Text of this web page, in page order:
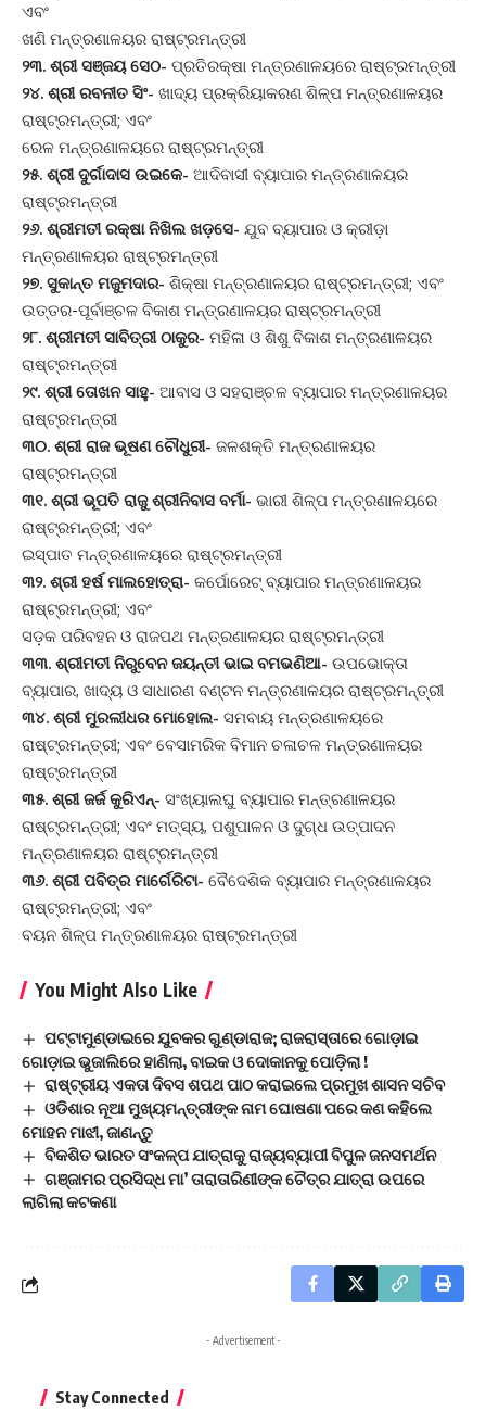
ଏବଂ
ଖଣି ମନ୍ତ୍ରଣାଳୟର ରାଷ୍ଟ୍ରମନ୍ତ୍ରୀ
୨୩. ଶ୍ରୀ ସଞ୍ଜୟ ସେଠ- ପ୍ରତିରକ୍ଷା ମନ୍ତ୍ରଣାଳୟରେ ରାଷ୍ଟ୍ରମନ୍ତ୍ରୀ
୨୪. ଶ୍ରୀ ରବନୀତ ସିଂ- ଖାଦ୍ୟ ପ୍ରକ୍ରିୟାକରଣ ଶିଳ୍ପ ମନ୍ତ୍ରଣାଳୟର
ରାଷ୍ଟ୍ରମନ୍ତ୍ରୀ; ଏବଂ
ରେଳ ମନ୍ତ୍ରଣାଳୟରେ ରାଷ୍ଟ୍ରମନ୍ତ୍ରୀ
୨୫. ଶ୍ରୀ ଦୁର୍ଗାଦାସ ଉଇକେ- ଆଦିବାସୀ ବ୍ୟାପାର ମନ୍ତ୍ରଣାଳୟର
ରାଷ୍ଟ୍ରମନ୍ତ୍ରୀ
୨୬. ଶ୍ରୀମତୀ ରକ୍ଷା ନିଖିଲ ଖଡ଼ସେ- ଯୁବ ବ୍ୟାପାର ଓ କ୍ରୀଡ଼ା
ମନ୍ତ୍ରଣାଳୟର ରାଷ୍ଟ୍ରମନ୍ତ୍ରୀ
୨୭. ସୁକାନ୍ତ ମଜୁମଦାର- ଶିକ୍ଷା ମନ୍ତ୍ରଣାଳୟର ରାଷ୍ଟ୍ରମନ୍ତ୍ରୀ; ଏବଂ
ଉତ୍ତର-ପୂର୍ବାଞ୍ଚଳ ବିକାଶ ମନ୍ତ୍ରଣାଳୟର ରାଷ୍ଟ୍ରମନ୍ତ୍ରୀ
୨୮. ଶ୍ରୀମତୀ ସାବିତ୍ରୀ ଠାକୁର- ମହିଳା ଓ ଶିଶୁ ବିକାଶ ମନ୍ତ୍ରଣାଳୟର
ରାଷ୍ଟ୍ରମନ୍ତ୍ରୀ
୨୯. ଶ୍ରୀ ତୋଖନ ସାହୁ- ଆବାସ ଓ ସହରାଞ୍ଚଳ ବ୍ୟାପାର ମନ୍ତ୍ରଣାଳୟର
ରାଷ୍ଟ୍ରମନ୍ତ୍ରୀ
୩୦. ଶ୍ରୀ ରାଜ ଭୂଷଣ ଚୌଧୁରୀ- ଜଳଶକ୍ତି ମନ୍ତ୍ରଣାଳୟର
ରାଷ୍ଟ୍ରମନ୍ତ୍ରୀ
୩୧. ଶ୍ରୀ ଭୂପତି ରାଜୁ ଶ୍ରୀନିବାସ ବର୍ମା- ଭାରୀ ଶିଳ୍ପ ମନ୍ତ୍ରଣାଳୟରେ
ରାଷ୍ଟ୍ରମନ୍ତ୍ରୀ; ଏବଂ
ଇସ୍ପାତ ମନ୍ତ୍ରଣାଳୟରେ ରାଷ୍ଟ୍ରମନ୍ତ୍ରୀ
୩୨. ଶ୍ରୀ ହର୍ଷ ମାଲହୋତ୍ରା- କର୍ପୋରେଟ୍ ବ୍ୟାପାର ମନ୍ତ୍ରଣାଳୟର
ରାଷ୍ଟ୍ରମନ୍ତ୍ରୀ; ଏବଂ
ସଡ଼କ ପରିବହନ ଓ ରାଜପଥ ମନ୍ତ୍ରଣାଳୟର ରାଷ୍ଟ୍ରମନ୍ତ୍ରୀ
୩୩. ଶ୍ରୀମତୀ ନିରୁବେନ ଜୟନ୍ତୀ ଭାଇ ବମଭଣିଆ- ଉପଭୋକ୍ତା
ବ୍ୟାପାର, ଖାଦ୍ୟ ଓ ସାଧାରଣ ବଣ୍ଟନ ମନ୍ତ୍ରଣାଳୟର ରାଷ୍ଟ୍ରମନ୍ତ୍ରୀ
୩୪. ଶ୍ରୀ ମୁରଲୀଧର ମୋହୋଲ- ସମବାୟ ମନ୍ତ୍ରଣାଳୟରେ
ରାଷ୍ଟ୍ରମନ୍ତ୍ରୀ; ଏବଂ ବେସାମରିକ ବିମାନ ଚଳାଚଳ ମନ୍ତ୍ରଣାଳୟର
ରାଷ୍ଟ୍ରମନ୍ତ୍ରୀ
୩୫. ଶ୍ରୀ ଜର୍ଜ କୁରିଏନ୍- ସଂଖ୍ୟାଲଘୁ ବ୍ୟାପାର ମନ୍ତ୍ରଣାଳୟର
ରାଷ୍ଟ୍ରମନ୍ତ୍ରୀ; ଏବଂ ମତ୍ସ୍ୟ, ପଶୁପାଳନ ଓ ଦୁଗ୍ଧ ଉତ୍ପାଦନ
ମନ୍ତ୍ରଣାଳୟର ରାଷ୍ଟ୍ରମନ୍ତ୍ରୀ
୩୬. ଶ୍ରୀ ପବିତ୍ର ମାର୍ଗେରିଟା- ବୈଦେଶିକ ବ୍ୟାପାର ମନ୍ତ୍ରଣାଳୟର
ରାଷ୍ଟ୍ରମନ୍ତ୍ରୀ; ଏବଂ
ବୟନ ଶିଳ୍ପ ମନ୍ତ୍ରଣାଳୟର ରାଷ୍ଟ୍ରମନ୍ତ୍ରୀ
You Might Also Like
ପଟ୍ଟାମୁଣ୍ଡାଇରେ ଯୁବକର ଗୁଣ୍ଡାରାଜ; ରାଜରାସ୍ତାରେ ଗୋଡ଼ାଇ
ଗୋଡ଼ାଇ ଭୁଜାଲିରେ ହାଣିଲା, ବାଇକ ଓ ଦୋକାନକୁ ପୋଡ଼ିଲା !
ରାଷ୍ଟ୍ରୀୟ ଏକତା ଦିବସ ଶପଥ ପାଠ କରାଇଲେ ପ୍ରମୁଖ ଶାସନ ସଚିବ
ଓଡିଶାର ନୂଆ ମୁଖ୍ୟମନ୍ତ୍ରୀଙ୍କ ନାମ ଘୋଷଣା ପରେ କଣ କହିଲେ
ମୋହନ ମାଝୀ, ଜାଣନ୍ତୁ
ବିକଶିତ ଭାରତ ସଂକଳ୍ପ ଯାତ୍ରାକୁ ରାଜ୍ୟବ୍ୟାପୀ ବିପୁଳ ଜନସମର୍ଥନ
ଗଞ୍ଜାମର ପ୍ରସିଦ୍ଧ ମା’ ତାରାତାରିଣୀଙ୍କ ଚୈତ୍ର ଯାତ୍ରା ଉପରେ
ଲାଗିଲା କଟକଣା
- Advertisement -
Stay Connected